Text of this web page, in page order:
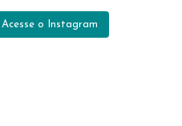
Acesse o Instagram